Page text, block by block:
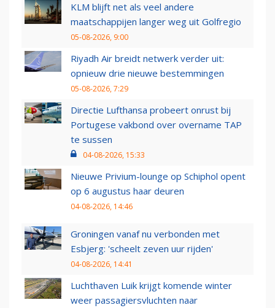
KLM blijft net als veel andere
maatschappijen langer weg uit Golfregio
05-08-2026, 9:00
Riyadh Air breidt netwerk verder uit:
opnieuw drie nieuwe bestemmingen
05-08-2026, 7:29
Directie Lufthansa probeert onrust bij
Portugese vakbond over overname TAP
te sussen
04-08-2026, 15:33
Nieuwe Privium-lounge op Schiphol opent
op 6 augustus haar deuren
04-08-2026, 14:46
Groningen vanaf nu verbonden met
Esbjerg: 'scheelt zeven uur rijden'
04-08-2026, 14:41
Luchthaven Luik krijgt komende winter
weer passagiersvluchten naar